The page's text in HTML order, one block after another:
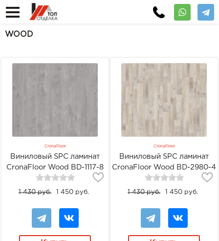
WOOD
CronaFloor
Виниловый SPC ламинат
CronaFloor Wood BD-1117-8
Дуб Осло
1 430 руб. 1 450 руб.
CronaFloor
Виниловый SPC ламинат
CronaFloor Wood BD-2980-4
Дуб Ориджин
1 430 руб. 1 450 руб.